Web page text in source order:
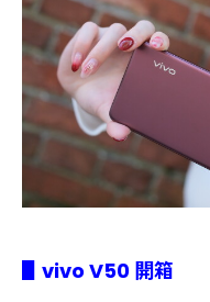
▋vivo V50 開箱